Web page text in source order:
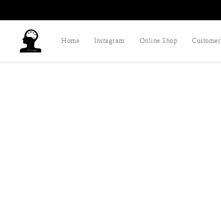
Home Instagram Online Shop